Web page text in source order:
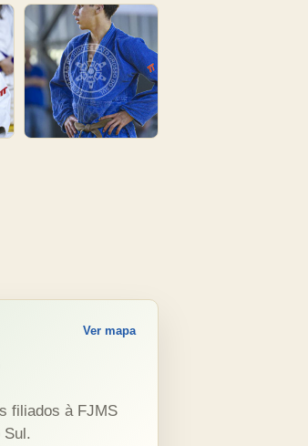
Ver mapa
filiados à FJMS
Sul.